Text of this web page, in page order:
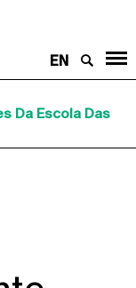
EN
Da Escola Das